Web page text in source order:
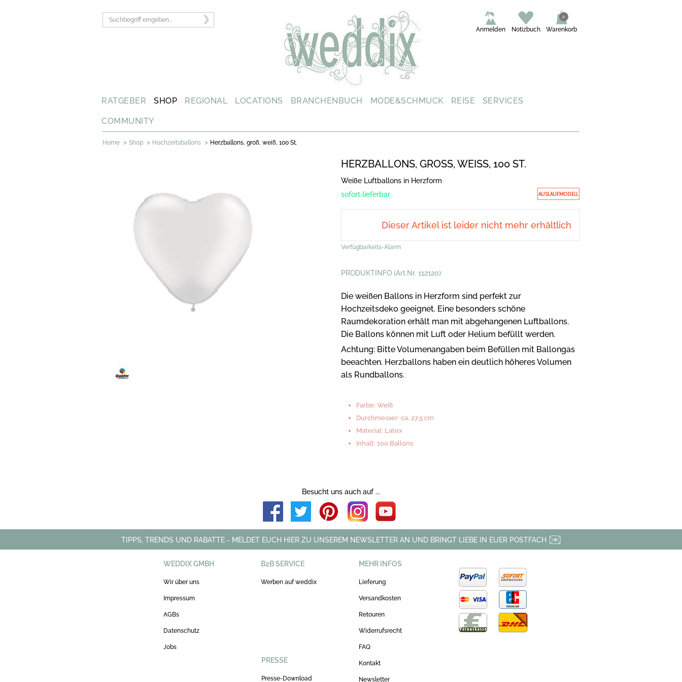
Warenkorb
0
Notizbuch
Anmelden
RATGEBER SHOP REGIONAL LOCATIONS BRANCHENBUCH MODE&SCHMUCK REISE SERVICES
COMMUNITY
Home > Shop > Hochzeitsballons > Herzballons, groß, weiß, 100 St.
HERZBALLONS, GROSS, WEISS, 100 ST.
Weiße Luftballons in Herzform
sofort lieferbar
Dieser Artikel ist leider nicht mehr erhältlich
Verfügbarkeits-Alarm
PRODUKTINFO (Art.Nr. 112120):
Die weißen Ballons in Herzform sind perfekt zur
Hochzeitsdeko geeignet. Eine besonders schöne
Raumdekoration erhält man mit abgehangenen Luftballons.
Die Ballons können mit Luft oder Helium befüllt werden.
Achtung: Bitte Volumenangaben beim Befüllen mit Ballongas
beeachten. Herzballons haben ein deutlich höheres Volumen
als Rundballons.
Farbe: Weiß
Durchmesser: ca. 27,5 cm
Material: Latex
Inhalt: 100 Ballons
Besucht uns auch auf ...
TIPPS, TRENDS UND RABATTE - MELDET EUCH HIER ZU UNSEREM NEWSLETTER AN UND BRINGT LIEBE IN EUER POSTFACH
WEDDIX GMBH
Wir über uns
Impressum
AGBs
Datenschutz
Jobs
B2B SERVICE
Werben auf weddix
PRESSE
Presse-Download
MEHR INFOS
Lieferung
Versandkosten
Retouren
Widerrufsrecht
FAQ
Kontakt
Newsletter